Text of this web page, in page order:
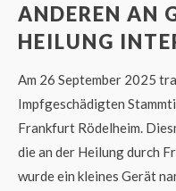
ANDEREN AN
HEILUNG
Am 26 September 2025
Impfgeschädigten
Frankfurt Rödelheim.
die an der Heilung durch
wurde ein kleines Gerät